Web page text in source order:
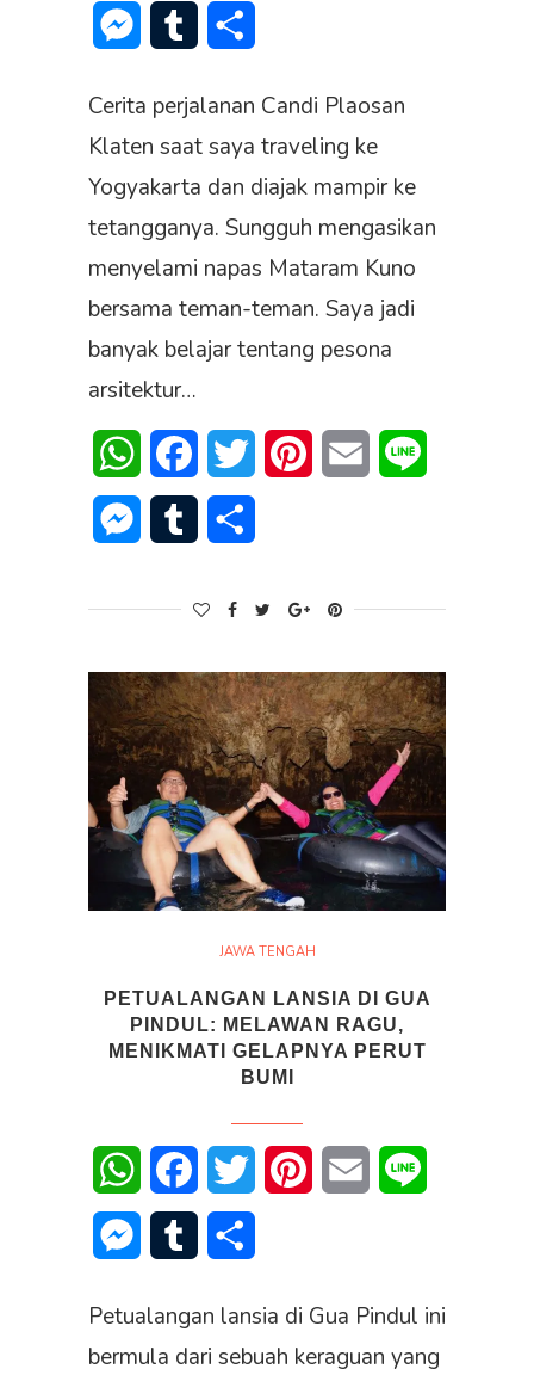
Messenger
Tumblr
Cerita perjalanan Candi Plaosan
Klaten saat saya traveling ke
Yogyakarta dan diajak mampir ke
tetangganya. Sungguh mengasikan
menyelami napas Mataram Kuno
bersama teman-teman. Saya jadi
banyak belajar tentang pesona
arsitektur…
WhatsAppFacebookTwitter PinterestEmail
Messenger
Tumblr
JAWA TENGAH
PETUALANGAN LANSIA DI GUA
PINDUL: MELAWAN RAGU,
MENIKMATI GELAPNYA PERUT
BUMI
WhatsAppFacebookTwitter PinterestEmail
Messenger
Tumblr
Petualangan lansia di Gua Pindul ini
bermula dari sebuah keraguan yang